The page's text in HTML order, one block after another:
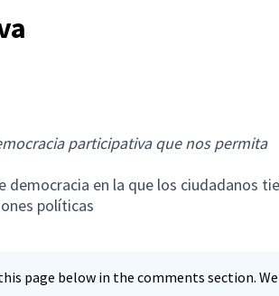
participativa que nos permita
en la que los ciudadanos
políticas
page below in the comments section.